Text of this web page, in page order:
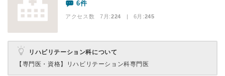
6件
アクセス数 7月:224 | 6月:245
リハビリテーション科について
【専門医・資格】
リハビリテーション科専門医